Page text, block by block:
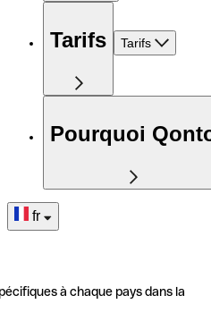
Tarifs Tarifs
Pourquoi
fr
à chaque pays dans la